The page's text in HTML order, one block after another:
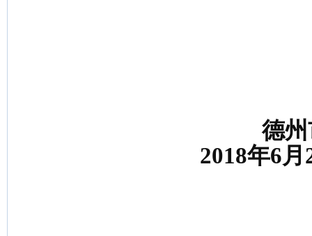
德
2018年6月21